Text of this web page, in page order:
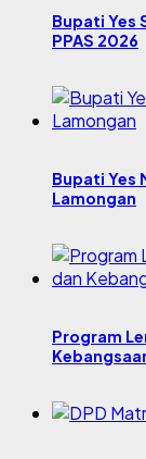
Bupati Yes
PPAS 2026
Bupati Yes
Lamongan
Program